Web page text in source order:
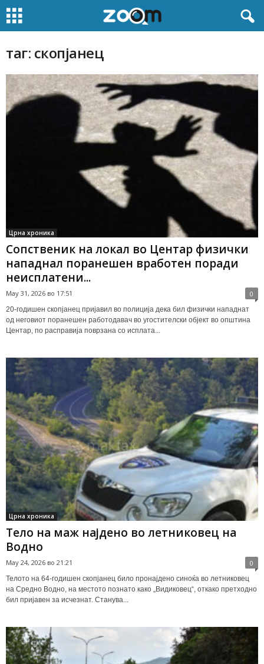
таг: скопјанец
Црна хроника
Сопственик на локал во Центар физички
нападнал поранешен вработен поради
неисплатени...
May 31, 2026 во 17:51 0
20-годишен скопјанец пријавил во полиција дека бил физички нападнат
од неговиот поранешен работодавач во угостителски објект во општина
Центар, по расправија поврзана со исплата...
Црна хроника
Тело на маж најдено во летниковец на
Водно
May 24, 2026 во 21:21 0
Телото на 64-годишен скопјанец било пронајдено синоќа во летниковец
на Средно Водно, на местото познато како „Видиковец“, откако претходно
бил пријавен за исчезнат. Станува...